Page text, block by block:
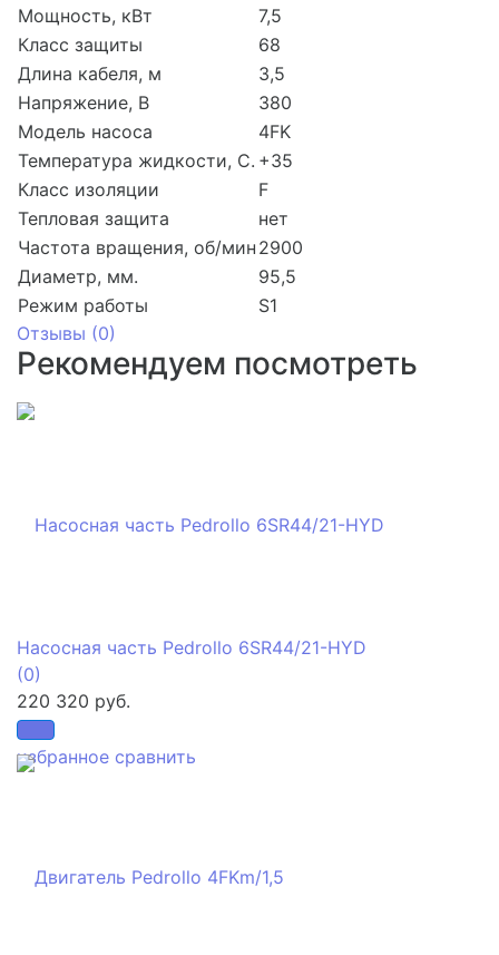
Мощность, кВт
7,5
Класс защиты
68
Длина кабеля, м
3,5
Напряжение, В
380
Модель насоса
4FK
Температура жидкости, С. +35
Класс изоляции
F
Тепловая защита
нет
Частота вращения, об/мин 2900
Диаметр, мм.
95,5
Режим работы
S1
Отзывы (0)
Рекомендуем посмотреть
избранное сравнить
Насосная часть Pedrollo 6SR44/21-HYD
(0)
220 320 руб.